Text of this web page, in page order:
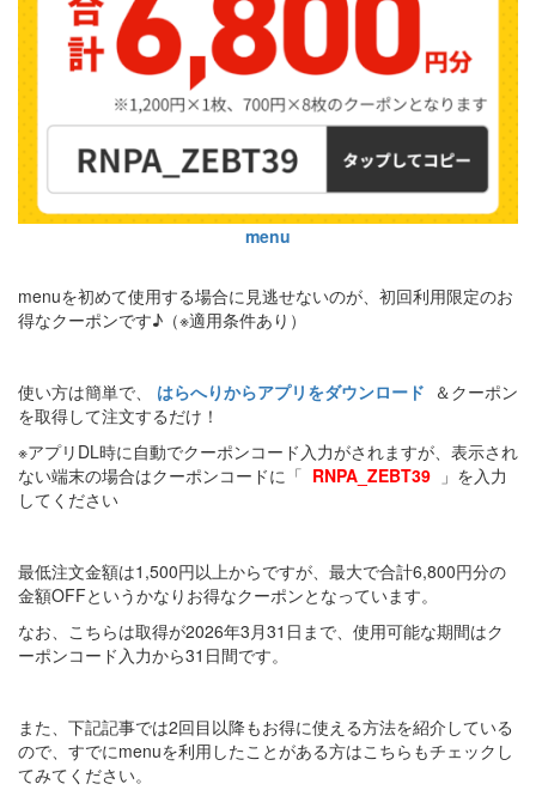
menu
menuを初めて使用する場合に見逃せないのが、初回利用限定のお
得なクーポンです♪（※適用条件あり）
使い方は簡単で、 はらへりからアプリをダウンロード ＆クーポン
を取得して注文するだけ！
※アプリDL時に自動でクーポンコード入力がされますが、表示され
ない端末の場合はクーポンコードに「 RNPA_ZEBT39
」を入力
してください
最低注文金額は1,500円以上からですが、最大で合計6,800円分の
金額OFFというかなりお得なクーポンとなっています。
なお、こちらは取得が2026年3月31日まで、使用可能な期間はク
ーポンコード入力から31日間です。
また、下記記事では2回目以降もお得に使える方法を紹介している
ので、すでにmenuを利用したことがある方はこちらもチェックし
てみてください。